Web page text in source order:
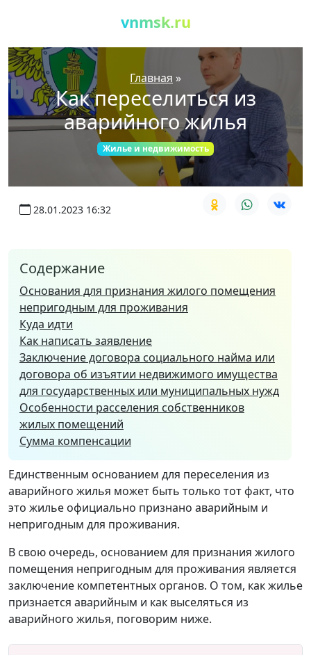
vnmsk.ru
Главная »
Как переселиться из
аварийного жилья
Жилье и недвижимость
28.01.2023 16:32
Содержание
Основания для признания жилого помещения
непригодным для проживания
Куда идти
Как написать заявление
Заключение договора социального найма или
договора об изъятии недвижимого имущества
для государственных или муниципальных нужд
Особенности расселения собственников
жилых помещений
Сумма компенсации
Единственным основанием для переселения из
аварийного жилья может быть только тот факт, что
это жилье официально признано аварийным и
непригодным для проживания.
В свою очередь, основанием для признания жилого
помещения непригодным для проживания является
заключение компетентных органов. О том, как жилье
признается аварийным и как выселяться из
аварийного жилья, поговорим ниже.